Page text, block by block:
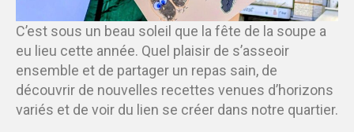
C’est sous un beau soleil que la fête de la soupe a
eu lieu cette année. Quel plaisir de s’asseoir
ensemble et de partager un repas sain, de
découvrir de nouvelles recettes venues d’horizons
variés et de voir du lien se créer dans notre quartier.